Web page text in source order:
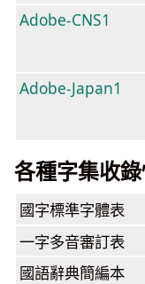
Adobe-CNS1
Adobe-Japan1
各種字集收
國字標準字體表
一字多音審訂表
國語辭典簡編本